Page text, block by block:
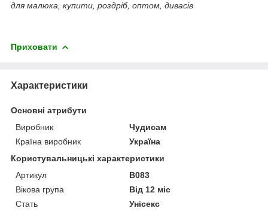
для малюка, купити, роздріб, оптом, дивасів
Приховати
Характеристики
Основні атрибути
Виробник
Чудисам
Країна виробник
Україна
Користувальницькі характеристики
Артикул
В083
Вікова група
Від 12 міс
Стать
Унісекс